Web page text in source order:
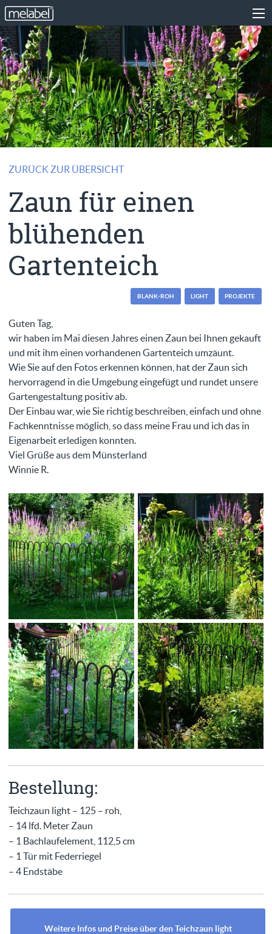
ZURÜCK ZUR ÜBERSICHT
Zaun für einen
blühenden
Gartenteich
BLANK-ROH LIGHT PROJEKTE
Guten Tag,
wir haben im Mai diesen Jahres einen Zaun bei Ihnen gekauft
und mit ihm einen vorhandenen Gartenteich umzäunt.
Wie Sie auf den Fotos erkennen können, hat der Zaun sich
hervorragend in die Umgebung eingefügt und rundet unsere
Gartengestaltung positiv ab.
Der Einbau war, wie Sie richtig beschreiben, einfach und ohne
Fachkenntnisse möglich, so dass meine Frau und ich das in
Eigenarbeit erledigen konnten.
Viel Grüße aus dem Münsterland
Winnie R.
Bestellung:
Teichzaun light – 125 – roh,
– 14 lfd. Meter Zaun
– 1 Bachlaufelement, 112,5 cm
– 1 Tür mit Federriegel
– 4 Endstäbe
Weitere Infos und Preise über den Teichzaun light